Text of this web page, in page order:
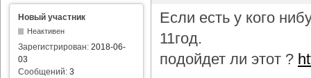
Новый участник
Неактивен
Зарегистрирован: 2018-06-
03
Сообщений: 3
Если есть у кого
11год.
подойдет ли этот ?